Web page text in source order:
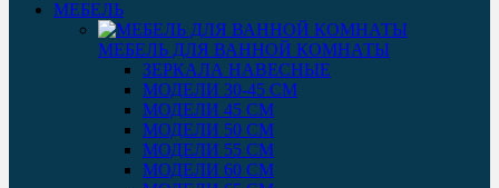
МЕБЕЛЬ
МЕБЕЛЬ ДЛЯ ВАННОЙ КОМНАТЫ
ЗЕРКАЛА НАВЕСНЫЕ
МОДЕЛИ 30-45 СМ
МОДЕЛИ 45 СМ
МОДЕЛИ 50 СМ
МОДЕЛИ 55 СМ
МОДЕЛИ 60 СМ